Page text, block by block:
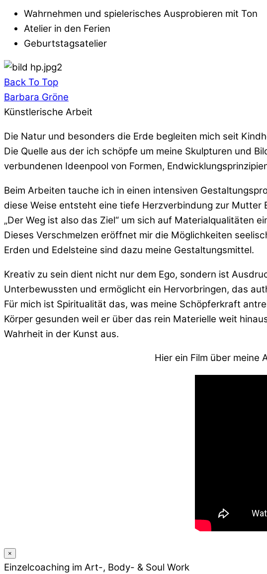
Wahrnehmen und spielerisches Ausprobieren mit Ton
Atelier in den Ferien
Geburtstagsatelier
Back To Top
Barbara Gröne
Künstlerische Arbeit
Die Natur und besonders die Erde begleiten mich seit
Die Quelle aus der ich schöpfe um meine Skulpturen und
verbundenen Ideenpool von Formen,
Beim Arbeiten tauche ich in einen intensiven
diese Weise entsteht eine tiefe Herzverbindung zur Mutter
„Der Weg ist also das Ziel“ um sich auf Materialqualitäten
Dieses Verschmelzen eröffnet mir die Möglichkeiten
Erden und Edelsteine sind dazu meine Gestaltungsmittel.
Kreativ zu sein dient nicht nur dem Ego, sondern ist
Unterbewussten und ermöglicht ein Hervorbringen, das
Für mich ist Spiritualität das, was meine Schöpferkraft
Körper gesunden weil er über das rein Materielle weit
Wahrheit in der Kunst aus.
Hier ein Film über meine
×
Einzelcoaching im Art-, Body- & Soul Work